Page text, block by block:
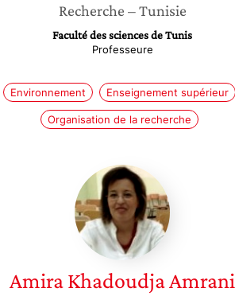
Recherche – Tunisie
Faculté des sciences de Tunis
Professeure
Environnement Enseignement supérieur
Organisation de la recherche
Amira
Khadoudja
Amrani
Amira KhadoudjaAmrani